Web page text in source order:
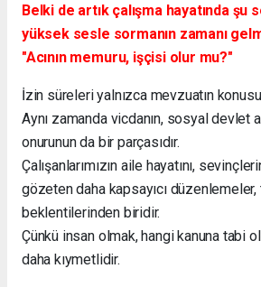
Belki de artık çalışma hayatında şu
yüksek sesle sormanın zamanı
"Acının memuru, işçisi olur mu?"
İzin süreleri yalnızca mevzuatın
Aynı zamanda vicdanın, sosyal devlet
onurunun da bir parçasıdır.
Çalışanlarımızın aile hayatını,
gözeten daha kapsayıcı
beklentilerinden biridir.
Çünkü insan olmak, hangi kanuna tabi
daha kıymetlidir.